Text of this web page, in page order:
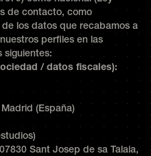
de contacto, como
los datos que recabamos a
perfiles en las
siguientes:
/ datos fiscales):
(España)
Sant Josep de sa Talaia,